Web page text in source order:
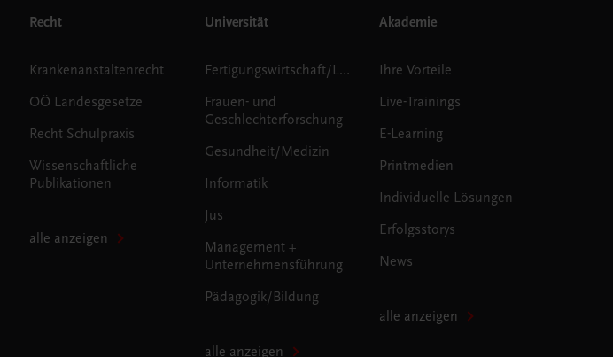
Recht
Krankenanstaltenrecht
OÖ Landesgesetze
Recht Schulpraxis
Wissenschaftliche
Publikationen
alle anzeigen
Universität
Fertigungswirtschaft/Logistik
Frauen- und
Geschlechterforschung
Gesundheit/Medizin
Informatik
Jus
Management +
Unternehmensführung
Pädagogik/Bildung
alle anzeigen
Akademie
Ihre Vorteile
Live-Trainings
E-Learning
Printmedien
Individuelle Lösungen
Erfolgsstorys
News
alle anzeigen